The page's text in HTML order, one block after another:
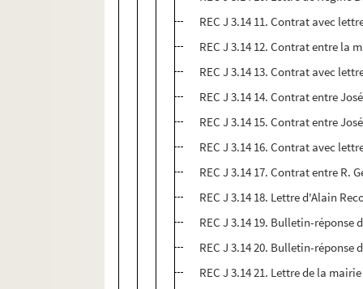
REC J 3.14 11. Contrat avec
REC J 3.14 12. Contrat entre la
REC J 3.14 13. Contrat avec
REC J 3.14 14. Contrat entre
REC J 3.14 15. Contrat entre
REC J 3.14 16. Contrat avec
REC J 3.14 17. Contrat entre
REC J 3.14 18. Lettre d'Alain
REC J 3.14 19. Bulletin-
REC J 3.14 20. Bulletin-
REC J 3.14 21. Lettre de la